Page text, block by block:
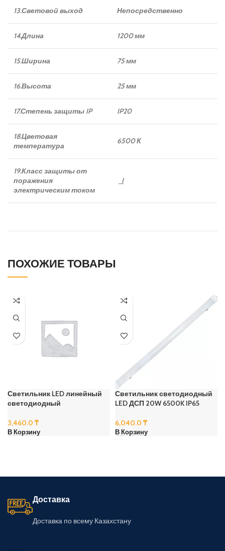
13.Световой выход Непосредственно
14.Длина 1200 мм
15.Ширина 75 мм
16.Высота 25 мм
17.Степень защиты IP IP20
18.Цветовая
температура
6500 К
19.Класс защиты от
поражения
электрическим током
I
ПОХОЖИЕ ТОВАРЫ
Светильник LED линейный
светодиодный
3,460.0 ₸
В Корзину
Светильник светодиодный
LED ДСП 20W 6500K IP65
6,040.0 ₸
В Корзину
Доставка
Доставка по всему Казахстану